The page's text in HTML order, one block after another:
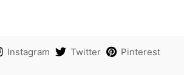
Instagram Twitter Pinterest